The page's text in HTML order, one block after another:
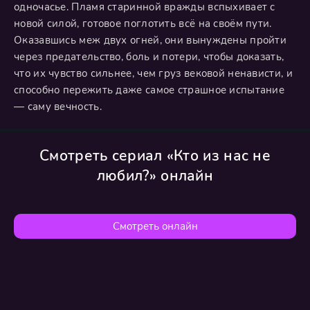
одночасье. Пламя старинной вражды вспыхивает с
новой силой, готовое поглотить всё на своём пути.
Оказавшись меж двух огней, они вынуждены пройти
через предательство, боль и потери, чтобы доказать,
что их чувство сильнее, чем груз вековой ненависти, и
способно пережить даже самое страшное испытание
— саму вечность.
Смотреть сериал «Кто из нас не
любил?» онлайн
Смотреть онлайн